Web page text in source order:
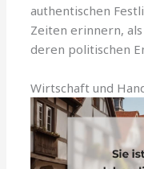
authentischen
Zeiten erinnern,
deren politischen
Wirtschaft und